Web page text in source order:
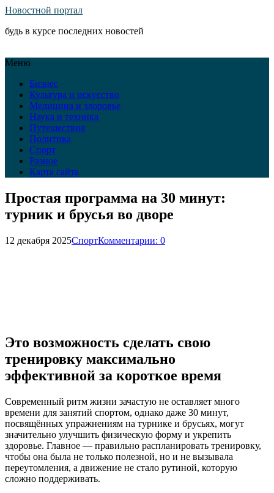
Новостной портал
будь в курсе последних новостей
Меню
Бизнес
Культура и искусство
Медицина и здоровье
Наука и техника
Путешествия
Политика
Спорт
Разное
Карта сайта
Простая программа на 30 минут:
турник и брусья во дворе
12 декабря 2025СпортКомментарии: 0
Это возможность сделать свою
тренировку максимально
эффективной за короткое время
Современный ритм жизни зачастую не оставляет много
времени для занятий спортом, однако даже 30 минут,
посвящённых упражнениям на турнике и брусьях, могут
значительно улучшить физическую форму и укрепить
здоровье. Главное — правильно распланировать тренировку,
чтобы она была не только полезной, но и не вызывала
переутомления, а движение не стало рутиной, которую
сложно поддерживать.